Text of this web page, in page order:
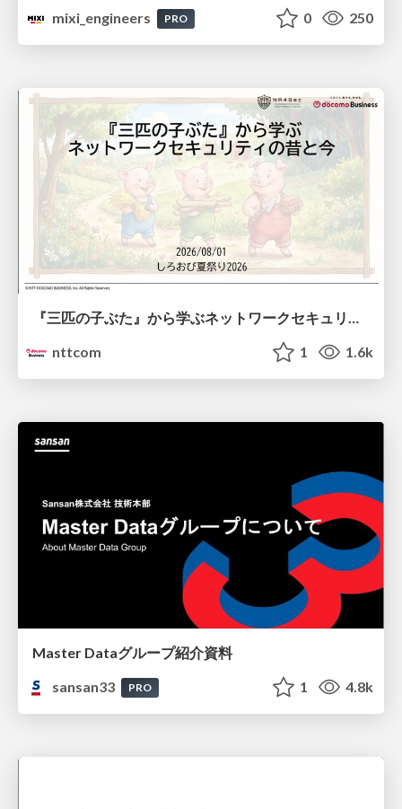
mixi_engineers
PRO 0 250
『三匹の子ぶた』から学ぶネットワークセキュリティの昔と今 / Network Security: Then and Now Through the Lens of The Three Little Pigs
nttcom
1 1.6k
Master Dataグループ紹介資料
sansan33
PRO 1 4.8k